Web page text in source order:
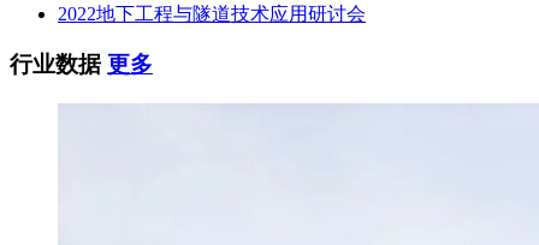
2022地下工程与隧道技术应用研讨会
行业数据更多